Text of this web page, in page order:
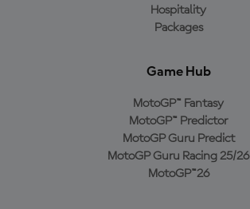
Hospitality
Packages
Game Hub
MotoGP™ Fantasy
MotoGP™ Predictor
MotoGP Guru Predict
MotoGP Guru Racing 25/26
MotoGP™26